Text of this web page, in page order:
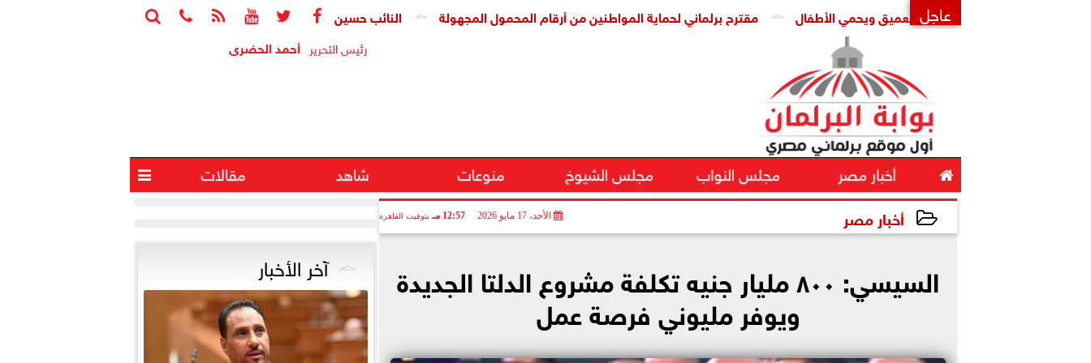





 عاجل النائب حسين هريدي يسأل الحكومة عن ملاحظات «المركزي للمحاسبات» بشأن المنطقة مقترح برلماني لحماية المواطنين من أرقام المحمول المجهولة يواجه التزييف العميق ويحمي الأطفال
رئيس التحرير أحمد الحضرى
 أخبار مصر مجلس النواب مجلس الشيوخ منوعات شاهد مقالات 
أخبار مصر الأحد، 17 مايو 2026 12:57 مـ بتوقيت القاهرة
السيسي: ٨٠٠ مليار جنيه تكلفة مشروع الدلتا الجديدة
ويوفر مليوني فرصة عمل
آخر الأخبار